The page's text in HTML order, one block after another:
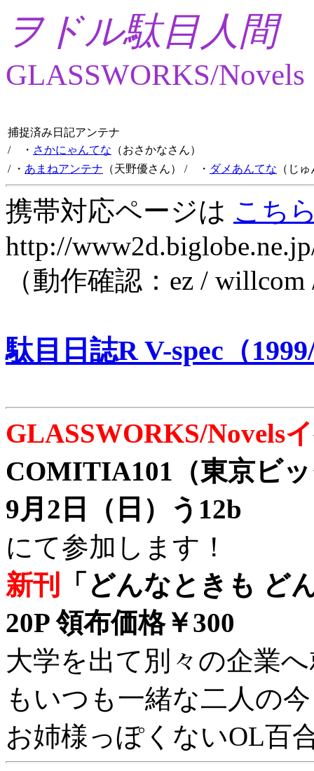
ヲドル駄目人間
GLASSWORKS/Novels
捕捉済み日記アンテナ
/ ・ さかにゃんてな （おさかなさん）
/ ・ あまねアンテナ （天野優さん） / ・ ダメあんてな （じ
携帯対応ページは こち
http://
（動作確認：ez /
駄目日誌R V-spec（
GLASSWORKS/Novels
COMITIA101（東京ビ
9月2日（日）う12b
にて参加します！
新刊
「どんなときも ど
20P 領布価格￥300
大学を出て別々の企業
もいつも一緒な二人の
お姉様っぽくないOL百